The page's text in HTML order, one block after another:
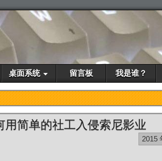
桌面系统 留言板 我是谁？
用简单的社工入侵索尼影业
2015